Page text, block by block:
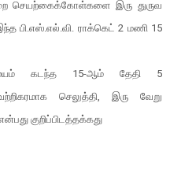
செயற்கைக்கோள்களை இரு துருவ
பி.எஸ்.எல்.வி. ராக்கெட் 2 மணி 15
கடந்த 15-ஆம் தேதி 5
செலுத்தி, இரு வேறு
குறிப்பிடத்தக்கது